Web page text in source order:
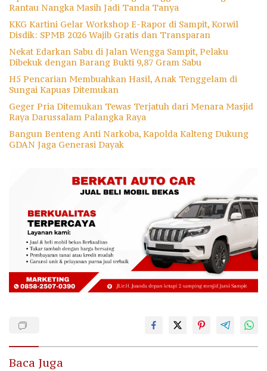
Rantau Nangka Masih Jadi Tanda Tanya
KKG Kartini Gelar Workshop E-Rapor di Sampit, Korwil
Disdik: SPMB 2026 Wajib Gratis dan Transparan
Nekat Edarkan Sabu di Jalan Wengga Sampit, Pelaku
Dibekuk dengan Barang Bukti 9,87 Gram Sabu
H5 Pencarian Membuahkan Hasil, Anak Tenggelam di
Sungai Kapuas Ditemukan
Geger Pria Ditemukan Tewas Terjatuh dari Menara Masjid
Raya Darussalam Palangka Raya
Bangun Benteng Anti Narkoba, Kapolda Kalteng Dukung
GDAN Jaga Generasi Dayak
Baca Juga